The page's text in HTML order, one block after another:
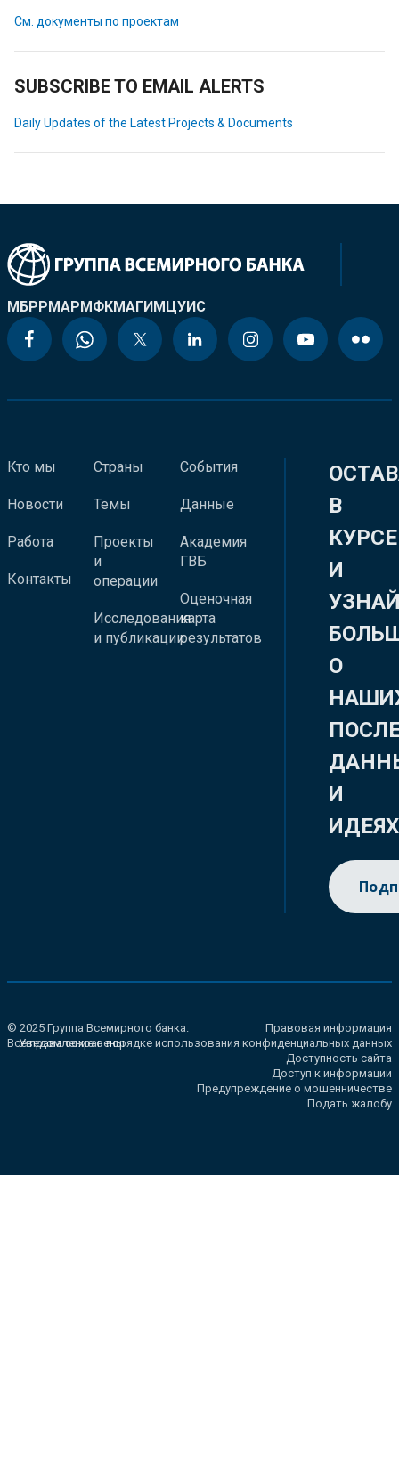
См. документы по проектам
SUBSCRIBE TO EMAIL ALERTS
Daily Updates of the Latest Projects & Documents
МБРРМАРМФКМАГИМЦУИС
Кто мы
Новости
Работа
Контакты
Страны
Темы
Проекты
и
операции
Исследования
и публикации
События
Данные
Академия
ГВБ
Оценочная
карта
результатов
В
КУРСЕ
И
О
И
ИДЕЯХ
© 2025 Группа Всемирного банка.
Все права сохранены.
Правовая информация
Уведомление о порядке использования конфиденциальных данных
Доступность сайта
Доступ к информации
Предупреждение о мошенничестве
Подать жалобу